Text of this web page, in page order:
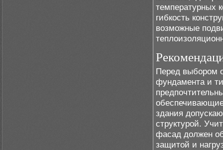
температурных
гибкость
возможные
Перед выбором
фундамента и
здания
структурой.
фасад должен
защитой и